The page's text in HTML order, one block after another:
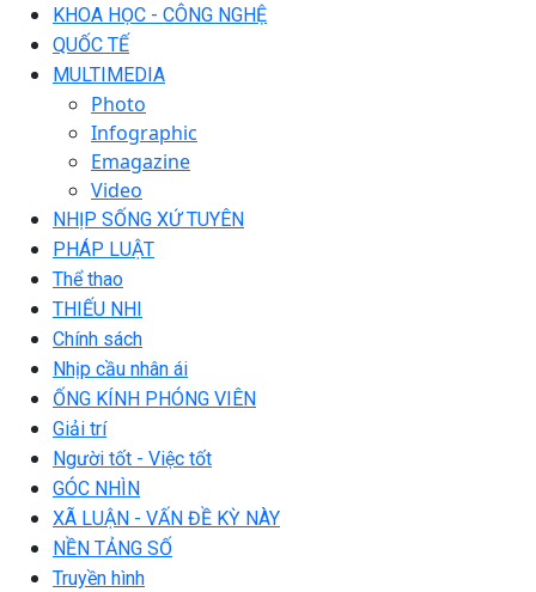
KHOA HỌC - CÔNG NGHỆ
QUỐC TẾ
MULTIMEDIA
Photo
Infographic
Emagazine
Video
NHỊP SỐNG XỨ TUYÊN
PHÁP LUẬT
Thể thao
THIẾU NHI
Chính sách
Nhịp cầu nhân ái
ỐNG KÍNH PHÓNG VIÊN
Giải trí
Người tốt - Việc tốt
GÓC NHÌN
XÃ LUẬN - VẤN ĐỀ KỲ NÀY
NỀN TẢNG SỐ
Truyền hình